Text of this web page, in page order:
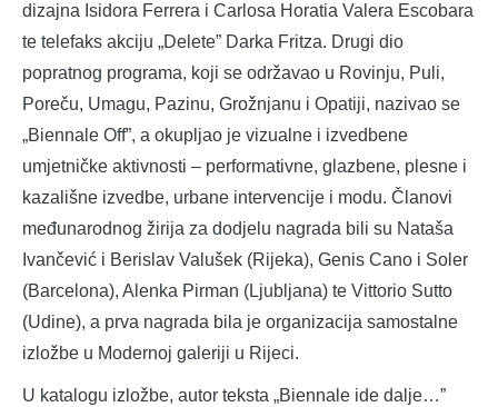
dizajna Isidora Ferrera i Carlosa Horatia Valera Escobara
te telefaks akciju „Delete” Darka Fritza. Drugi dio
popratnog programa, koji se održavao u Rovinju, Puli,
Poreču, Umagu, Pazinu, Grožnjanu i Opatiji, nazivao se
„Biennale Off”, a okupljao je vizualne i izvedbene
umjetničke aktivnosti – performativne, glazbene, plesne i
kazališne izvedbe, urbane intervencije i modu. Članovi
međunarodnog žirija za dodjelu nagrada bili su Nataša
Ivančević i Berislav Valušek (Rijeka), Genis Cano i Soler
(Barcelona), Alenka Pirman (Ljubljana) te Vittorio Sutto
(Udine), a prva nagrada bila je organizacija samostalne
izložbe u Modernoj galeriji u Rijeci.
U katalogu izložbe, autor teksta „Biennale ide dalje…”